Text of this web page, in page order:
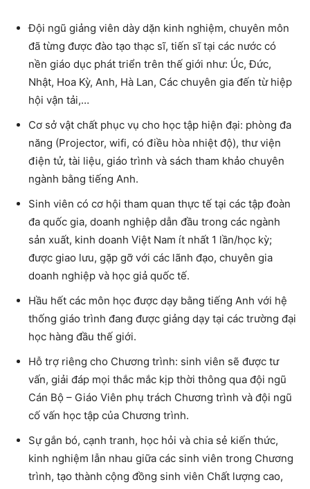
Đội ngũ giảng viên dày dặn kinh nghiệm, chuyên môn
đã từng được đào tạo thạc sĩ, tiến sĩ tại các nước có
nền giáo dục phát triển trên thế giới như: Úc, Đức,
Nhật, Hoa Kỳ, Anh, Hà Lan, Các chuyên gia đến từ hiệp
hội vận tải,…
Cơ sở vật chất phục vụ cho học tập hiện đại: phòng đa
năng (Projector, wifi, có điều hòa nhiệt độ), thư viện
điện tử, tài liệu, giáo trình và sách tham khảo chuyên
ngành bằng tiếng Anh.
Sinh viên có cơ hội tham quan thực tế tại các tập đoàn
đa quốc gia, doanh nghiệp dẫn đầu trong các ngành
sản xuất, kinh doanh Việt Nam ít nhất 1 lần/học kỳ;
được giao lưu, gặp gỡ với các lãnh đạo, chuyên gia
doanh nghiệp và học giả quốc tế.
Hầu hết các môn học được dạy bằng tiếng Anh với hệ
thống giáo trình đang được giảng dạy tại các trường đại
học hàng đầu thế giới.
Hỗ trợ riêng cho Chương trình: sinh viên sẽ được tư
vấn, giải đáp mọi thắc mắc kịp thời thông qua đội ngũ
Cán Bộ – Giáo Viên phụ trách Chương trình và đội ngũ
cố vấn học tập của Chương trình.
Sự gắn bó, cạnh tranh, học hỏi và chia sẻ kiến thức,
kinh nghiệm lẫn nhau giữa các sinh viên trong Chương
trình, tạo thành cộng đồng sinh viên Chất lượng cao,